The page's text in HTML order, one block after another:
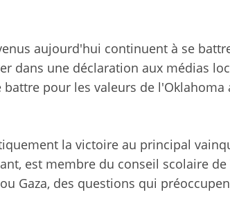
aujourd'hui continuent à se
dans une déclaration aux médias
pour les valeurs de l'Oklahoma
la victoire au principal
est membre du conseil scolaire de
Gaza, des questions qui